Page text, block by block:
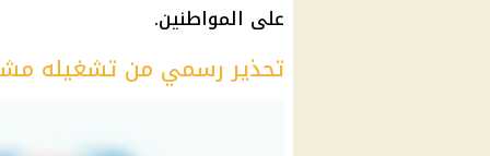
على المواطنين.
تحذير رسمي من تشغيله